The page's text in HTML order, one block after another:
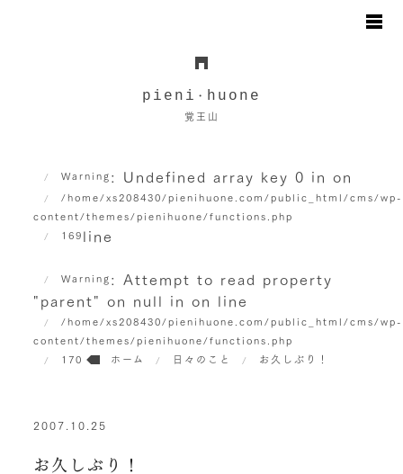
pieni ・huone
覚王山
Warning : Undefined array key 0 in
/home/xs208430/pienihuone.com/public_html/cms/wp-
content/themes/pienihuone/functions.php
on
line
169
Warning : Attempt to read property
"parent" on null in
/home/xs208430/pienihuone.com/public_html/cms/wp-
content/themes/pienihuone/functions.php
on line
170 ホーム 日々のこと お久しぶり！
2007.10.25
お久しぶり！